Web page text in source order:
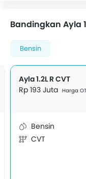
Bandingkan Ayla
Bensin
Ayla 1.2L R CVT
Rp 193 Juta Harga
Bensin
CVT